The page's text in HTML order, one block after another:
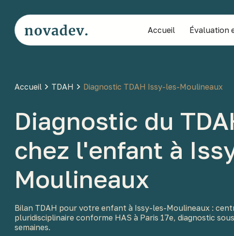
Accueil Évaluation
Accueil TDAH Diagnostic TDAH Issy-les-Moulineaux
Diagnostic du
chez l'enfant à
Moulineaux
Bilan TDAH pour votre enfant à Issy-les-Moulineaux :
pluridisciplinaire conforme HAS à Paris 17e, diagnostic
semaines.